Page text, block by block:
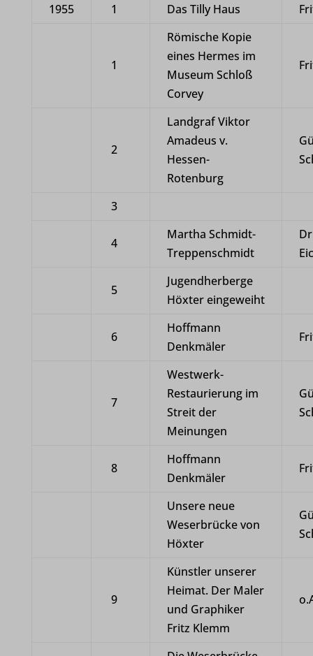
1955
1 Das Tilly Haus
1
Römische Kopie
eines Hermes im
Museum Schloß
Corvey
2
Landgraf Viktor
Amadeus v.
Hessen-
Rotenburg
3
4
Martha Schmidt-
Treppenschmidt
5
Jugendherberge
Höxter eingeweiht
6
Hoffmann
Denkmäler
7
Westwerk-
Restaurierung im
Streit der
Meinungen
8
Hoffmann
Denkmäler
Unsere neue
Weserbrücke von
Höxter
9
Künstler unserer
Heimat. Der Maler
und Graphiker
Fritz Klemm